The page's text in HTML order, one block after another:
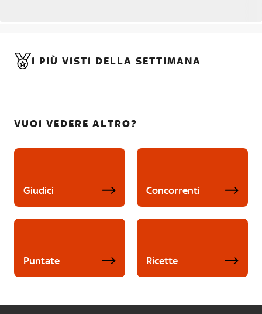
I PIÙ VISTI DELLA SETTIMANA
VUOI VEDERE ALTRO?
Giudici Concorrenti
Puntate Ricette